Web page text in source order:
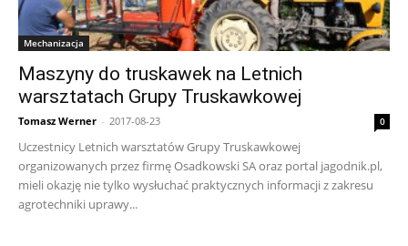
Mechanizacja
Maszyny do truskawek na Letnich
warsztatach Grupy Truskawkowej
Tomasz Werner - 2017-08-23 0
Uczestnicy Letnich warsztatów Grupy Truskawkowej
organizowanych przez firmę Osadkowski SA oraz portal jagodnik.pl,
mieli okazję nie tylko wysłuchać praktycznych informacji z zakresu
agrotechniki uprawy...